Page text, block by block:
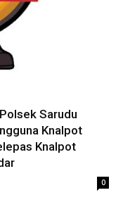
Sarudu
Knalpot
Knalpot
0